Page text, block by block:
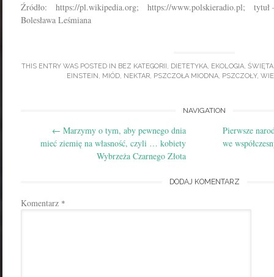
Źródło: https://pl.wikipedia.org; https://www.polskieradio.pl; tytuł –
Bolesława Leśmiana
THIS ENTRY WAS POSTED IN BEZ KATEGORII , DIETETYKA, EKOLOGIA,
EINSTEIN , MIÓD, NEKTAR, PSZCZOŁA MIODNA, PSZCZOŁY,
navigation
NAVIGATION
← Marzymy o tym, aby pewnego dnia
mieć ziemię na własność, czyli … kobiety
Wybrzeża Czarnego Złota
Pierwsze
we
DODAJ KOMENTARZ
Komentarz *